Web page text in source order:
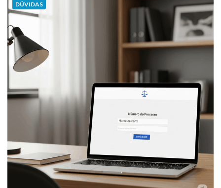
DÚVIDAS